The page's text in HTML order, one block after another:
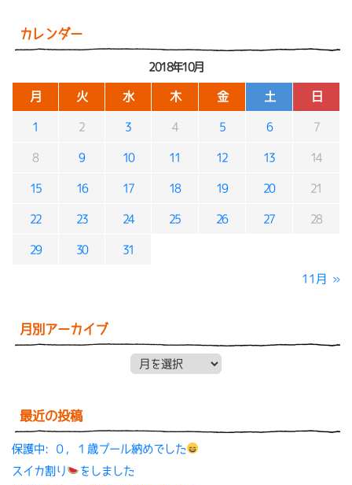
カレンダー
2018年10月
月 火 水 木 金 土 日
1 2 3 4 5 6 7
8 9 10 11 12 13 14
15 16 17 18 19 20 21
22 23 24 25 26 27 28
29 30 31
11月 »
月別アーカイブ
最近の投稿
保護中: ０，１歳プール納めでした
スイカ割り
をしました